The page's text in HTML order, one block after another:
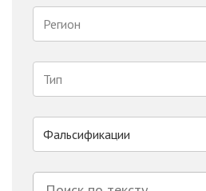
Регион
Тип
Фальсификации